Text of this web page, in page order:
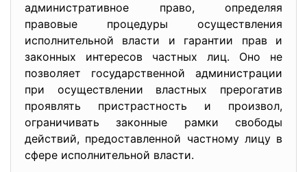
административное право, определяя
правовые процедуры осуществления
исполнительной власти и гарантии прав и
законных интересов частных лиц. Оно не
позволяет государственной администрации
при осуществлении властных прерогатив
проявлять пристрастность и произвол,
ограничивать законные рамки свободы
действий, предоставленной частному лицу в
сфере исполнительной власти.